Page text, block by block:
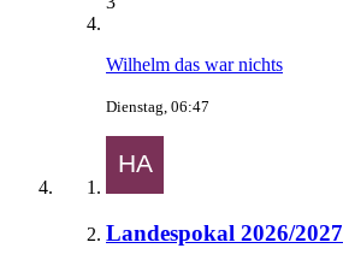
Wilhelm das war nichts
Dienstag, 06:47
Landespokal 2026/2027